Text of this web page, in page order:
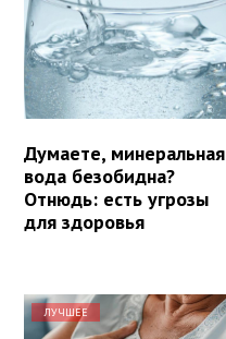
Думаете, минеральная
вода безобидна?
Отнюдь: есть угрозы
для здоровья
ЛУЧШЕЕ